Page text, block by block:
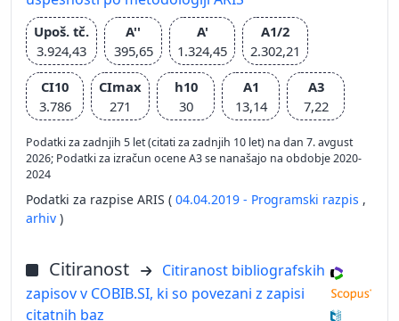
Upoš. tč.
3.924,43
A''
395,65
A'
1.324,45
A1/2
2.302,21
CI10
3.786
CImax
271
h10
30
A1
13,14
A3
7,22
Podatki za zadnjih 5 let (citati za zadnjih 10 let) na dan 7. avgust
2026; Podatki za izračun ocene A3 se nanašajo na obdobje 2020-
2024
Podatki za razpise ARIS ( 04.04.2019 - Programski razpis ,
arhiv )
Citiranost
Citiranost bibliografskih
zapisov v COBIB.SI, ki so povezani z zapisi
citatnih baz